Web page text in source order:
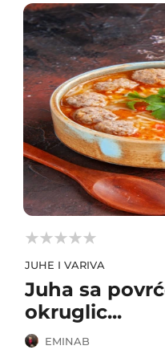



JUHE I VARIVA
Juha sa
okruglic...
EMINAB